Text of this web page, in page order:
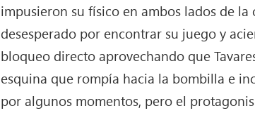
impusieron su físico en ambos lados de
desesperado por encontrar su juego y
bloqueo directo aprovechando que
esquina que rompía hacia la bombilla e
por algunos momentos, pero el